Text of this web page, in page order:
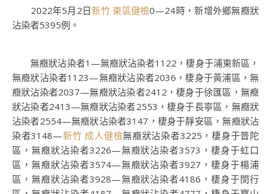
2022年5月2日新竹 東區健檢0—24時，新增外鄉無癥狀
沾染者5395例。
無癥狀沾染者1—無癥狀沾染者1122，棲身于浦東新區，
無癥狀沾染者1123—無癥狀沾染者2036，棲身于黃浦區，無
癥狀沾染者2037—無癥狀沾染者2412，棲身于徐匯區，無癥
狀沾染者2413—無癥狀沾染者2553，棲身于長寧區，無癥狀
沾染者2554—無癥狀沾染者3147，棲身于靜安區，無癥狀沾
染者3148—新竹 成人健檢無癥狀沾染者3225，棲身于普陀
區，無癥狀沾染者3226—無癥狀沾染者3573，棲身于虹口
區，無癥狀沾染者3574—無癥狀沾染者3927，棲身于楊浦
區，無癥狀沾染者3928—無癥狀沾染者4186，棲身于閔行